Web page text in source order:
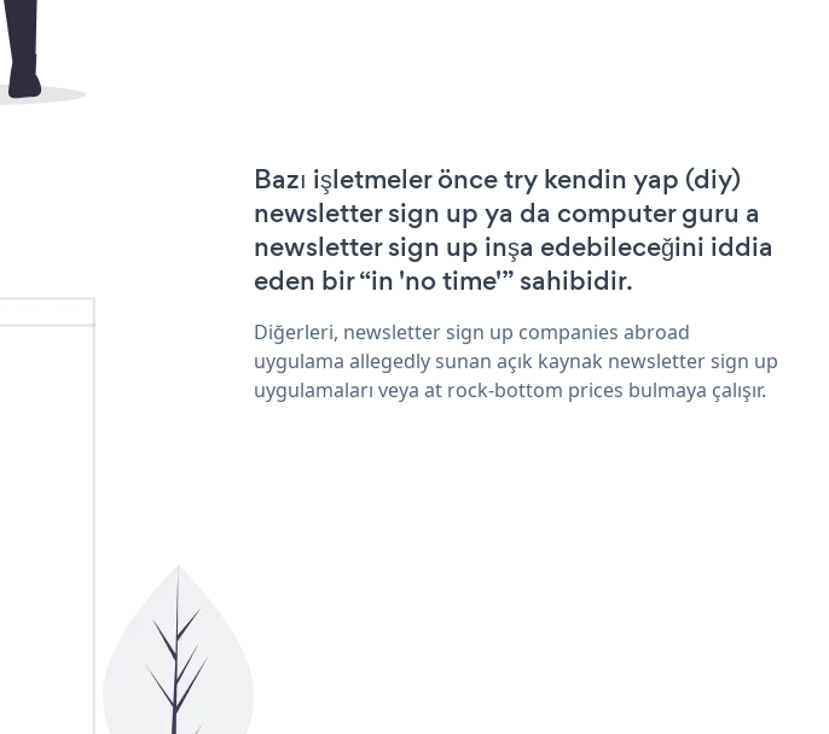
Bazı işletmeler önce try kendin yap (diy)
newsletter sign up ya da computer guru a
newsletter sign up inşa edebileceğini iddia
eden bir “in 'no time'” sahibidir.
Diğerleri, newsletter sign up companies abroad
uygulama allegedly sunan açık kaynak newsletter sign up
uygulamaları veya at rock-bottom prices bulmaya çalışır.